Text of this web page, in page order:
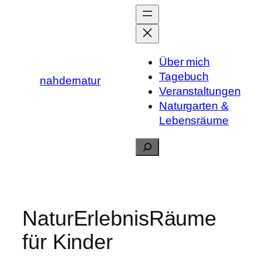
nahdernatur
Über mich
Tagebuch
Veranstaltungen
Naturgarten &
Lebensräume
Suchen
NaturErlebnisRäume
für Kinder